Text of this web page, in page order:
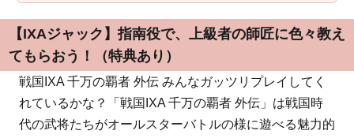
【IXAジャック】指南役で、上級者の師匠に色々教え
てもらおう！（特典あり）
戦国IXA 千万の覇者 外伝 みんなガッツリプレイしてく
れているかな？「戦国IXA 千万の覇者 外伝」は戦国時
代の武将たちがオールスターバトルの様に遊べる魅力的